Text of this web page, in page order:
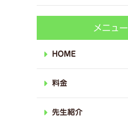
メニュー
HOME
料金
先生紹介